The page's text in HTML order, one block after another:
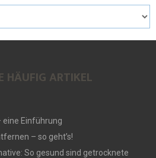
HÄUFIG ARTIKEL
eine Einführung
– so geht’s!
So gesund sind getrocknete